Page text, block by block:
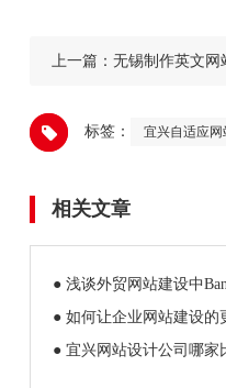
上一篇： 无锡制作英文网
标签： 宜兴自适应网
相关文章
● 浅谈外贸网站建设中
● 如何让企业网站建设的
● 宜兴网站设计公司哪家